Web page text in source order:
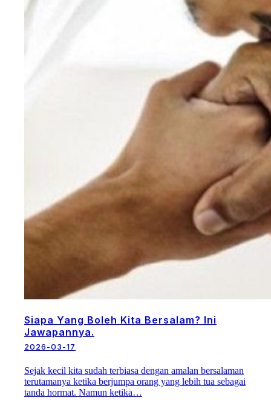
Siapa Yang Boleh Kita Bersalam? Ini
Jawapannya.
2026-03-17
Sejak kecil kita sudah terbiasa dengan amalan bersalaman
terutamanya ketika berjumpa orang yang lebih tua sebagai
tanda hormat. Namun ketika…